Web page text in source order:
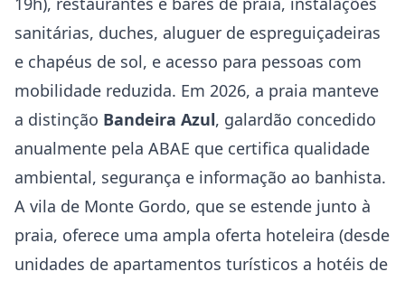
sanitárias, duches, aluguer de espreguiçadeiras
e chapéus de sol, e acesso para pessoas com
mobilidade reduzida. Em 2026, a praia manteve
a distinção Bandeira Azul, galardão concedido
anualmente pela ABAE que certifica qualidade
ambiental, segurança e informação ao banhista.
A vila de Monte Gordo, que se estende junto à
praia, oferece uma ampla oferta hoteleira (desde
unidades de apartamentos turísticos a hotéis de